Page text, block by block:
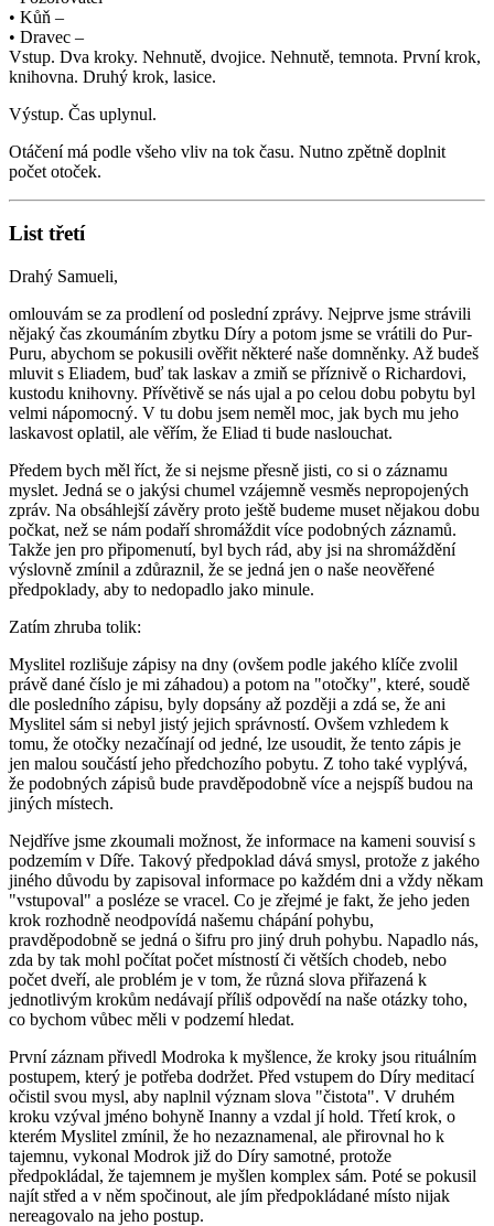
• Kůň –
• Dravec –
Vstup. Dva kroky. Nehnutě, dvojice. Nehnutě, temnota. První krok,
knihovna. Druhý krok, lasice.
Výstup. Čas uplynul.
Otáčení má podle všeho vliv na tok času. Nutno zpětně doplnit
počet otoček.
List třetí
Drahý Samueli,
omlouvám se za prodlení od poslední zprávy. Nejprve jsme strávili
nějaký čas zkoumáním zbytku Díry a potom jsme se vrátili do Pur-
Puru, abychom se pokusili ověřit některé naše domněnky. Až budeš
mluvit s Eliadem, buď tak laskav a zmiň se příznivě o Richardovi,
kustodu knihovny. Přívětivě se nás ujal a po celou dobu pobytu byl
velmi nápomocný. V tu dobu jsem neměl moc, jak bych mu jeho
laskavost oplatil, ale věřím, že Eliad ti bude naslouchat.
Předem bych měl říct, že si nejsme přesně jisti, co si o záznamu
myslet. Jedná se o jakýsi chumel vzájemně vesměs nepropojených
zpráv. Na obsáhlejší závěry proto ještě budeme muset nějakou dobu
počkat, než se nám podaří shromáždit více podobných záznamů.
Takže jen pro připomenutí, byl bych rád, aby jsi na shromáždění
výslovně zmínil a zdůraznil, že se jedná jen o naše neověřené
předpoklady, aby to nedopadlo jako minule.
Zatím zhruba tolik:
Myslitel rozlišuje zápisy na dny (ovšem podle jakého klíče zvolil
právě dané číslo je mi záhadou) a potom na "otočky", které, soudě
dle posledního zápisu, byly dopsány až později a zdá se, že ani
Myslitel sám si nebyl jistý jejich správností. Ovšem vzhledem k
tomu, že otočky nezačínají od jedné, lze usoudit, že tento zápis je
jen malou součástí jeho předchozího pobytu. Z toho také vyplývá,
že podobných zápisů bude pravděpodobně více a nejspíš budou na
jiných místech.
Nejdříve jsme zkoumali možnost, že informace na kameni souvisí s
podzemím v Díře. Takový předpoklad dává smysl, protože z jakého
jiného důvodu by zapisoval informace po každém dni a vždy někam
"vstupoval" a posléze se vracel. Co je zřejmé je fakt, že jeho jeden
krok rozhodně neodpovídá našemu chápání pohybu,
pravděpodobně se jedná o šifru pro jiný druh pohybu. Napadlo nás,
zda by tak mohl počítat počet místností či větších chodeb, nebo
počet dveří, ale problém je v tom, že různá slova přiřazená k
jednotlivým krokům nedávají příliš odpovědí na naše otázky toho,
co bychom vůbec měli v podzemí hledat.
První záznam přivedl Modroka k myšlence, že kroky jsou rituálním
postupem, který je potřeba dodržet. Před vstupem do Díry meditací
očistil svou mysl, aby naplnil význam slova "čistota". V druhém
kroku vzýval jméno bohyně Inanny a vzdal jí hold. Třetí krok, o
kterém Myslitel zmínil, že ho nezaznamenal, ale přirovnal ho k
tajemnu, vykonal Modrok již do Díry samotné, protože
předpokládal, že tajemnem je myšlen komplex sám. Poté se pokusil
najít střed a v něm spočinout, ale jím předpokládané místo nijak
nereagovalo na jeho postup.